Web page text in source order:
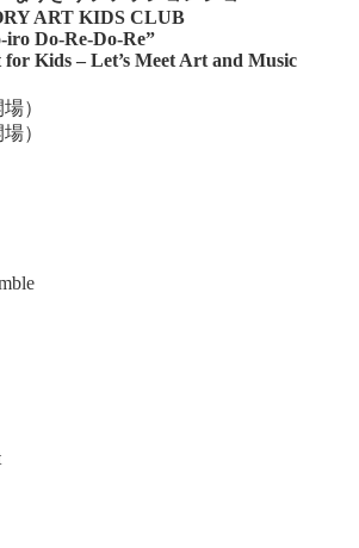
ART KIDS CLUB
iro Do-Re-Do-Re”
Kids – Let’s Meet Art and Music
）
）